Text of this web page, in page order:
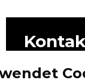
COM DENTES
Zollstrasse 18i